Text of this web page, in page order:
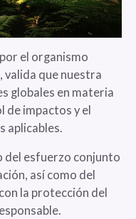
el organismo
que nuestra
globales en materia
de impactos y el
aplicables.
del esfuerzo conjunto
así como del
la protección del